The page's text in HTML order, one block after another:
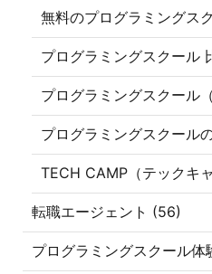
無料のプログラミングス
プログラミングスクール
プログラミングスクール
プログラミングスクール
TECH CAMP（テックキ
転職エージェント (56)
プログラミングスクール体